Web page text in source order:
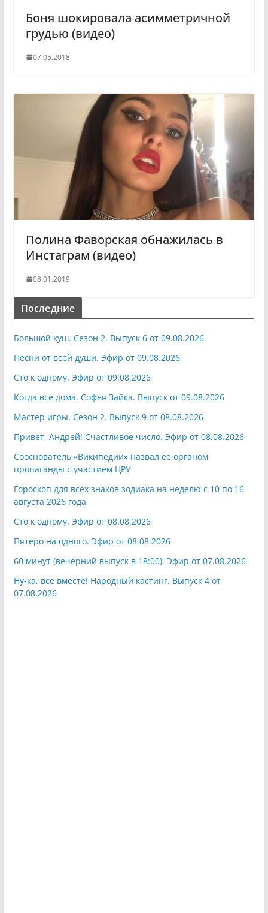
Боня шокировала асимметричной
грудью (видео)
07.05.2018
Полина Фаворская обнажилась в
Инстаграм (видео)
08.01.2019
Последние
Большой куш. Сезон 2. Выпуск 6 от 09.08.2026
Песни от всей души. Эфир от 09.08.2026
Сто к одному. Эфир от 09.08.2026
Когда все дома. Софья Зайка. Выпуск от 09.08.2026
Мастер игры. Сезон 2. Выпуск 9 от 08.08.2026
Привет, Андрей! Счастливое число. Эфир от 08.08.2026
Сооснователь «Википедии» назвал ее органом
пропаганды с участием ЦРУ
Гороскоп для всех знаков зодиака на неделю с 10 по 16
августа 2026 года
Сто к одному. Эфир от 08.08.2026
Пятеро на одного. Эфир от 08.08.2026
60 минут (вечерний выпуск в 18:00). Эфир от 07.08.2026
Ну-ка, все вместе! Народный кастинг. Выпуск 4 от
07.08.2026